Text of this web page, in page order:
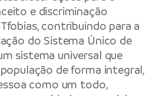
e discriminação
contribuindo para a
do Sistema Único de
sistema universal que
de forma integral,
como um todo,